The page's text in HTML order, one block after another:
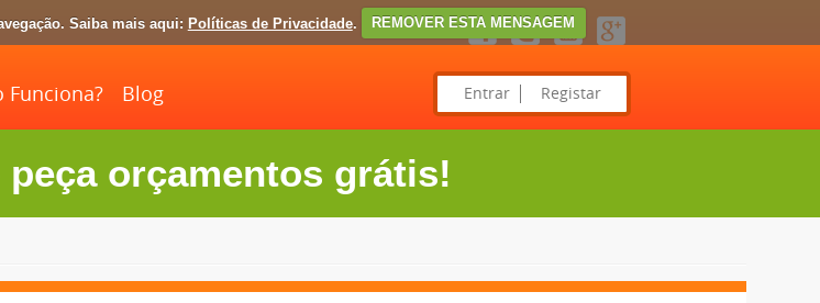
Saiba mais aqui: Políticas de Privacidade. REMOVER ESTA MENSAGEM
Funciona? Blog Entrar Registar
peça orçamentos grátis!